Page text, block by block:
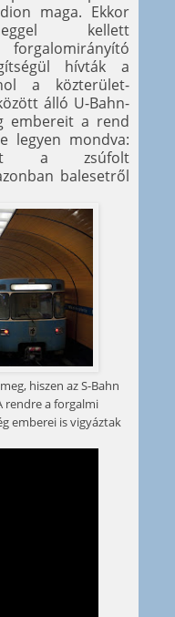
maga. Ekkor
kellett
hívták a
a közterület-
álló U-Bahn-
embereit a rend
legyen mondva:
a zsúfolt
balesetről
hiszen az S-Bahn
rendre a forgalmi
emberei is vigyáztak